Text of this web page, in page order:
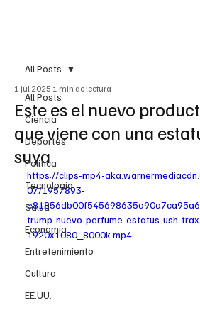
All Posts
Ciencia
Deportes
Política
Tecnología
Salud
Economía
Entretenimiento
Cultura
EE.UU.
All Posts
Este es el nuevo
que viene con una
suya
1 jul 2025 1 min de lectura
https://clips-mp4-
07/1957893-
trump-nuevo-perfume-estatus-ush-
1920x1080_8000k.mp4